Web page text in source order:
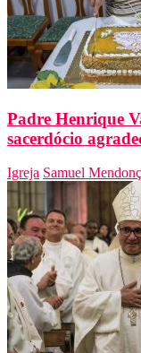
Padre Henrique
sacerdócio
Igreja Samuel